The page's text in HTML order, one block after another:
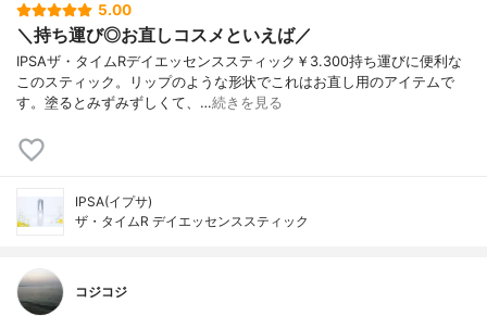
5.00
＼持ち運び◎お直しコスメといえば／
IPSAザ・タイムRデイエッセンススティック￥3.300持ち運びに便利な
このスティック。リップのような形状でこれはお直し用のアイテムで
す。塗るとみずみずしくて、…続きを見る
IPSA(イプサ)
ザ・タイムR デイエッセンススティック
コジコジ